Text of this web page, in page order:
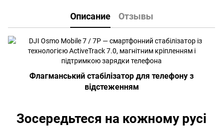
Описание Отзывы
Флагманський стабілізатор для телефону з
відстеженням
Зосередьтеся на кожному русі